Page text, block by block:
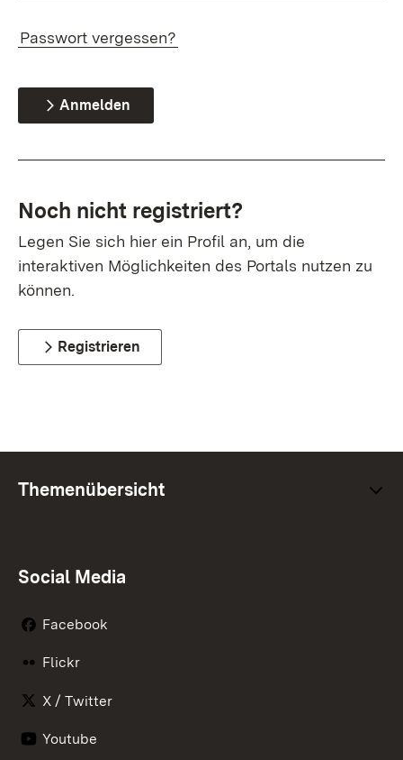
Passwort vergessen?
Anmelden
Noch nicht registriert?
Legen Sie sich hier ein Profil an, um die
interaktiven Möglichkeiten des Portals nutzen zu
können.
Registrieren
Themenübersicht
Social Media
Facebook
Flickr
X / Twitter
Youtube